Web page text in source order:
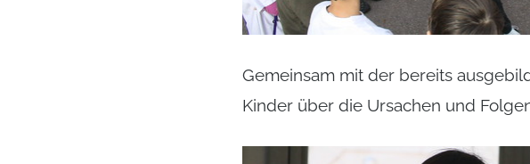
Gemeinsam mit der bereits
Kinder über die Ursachen und